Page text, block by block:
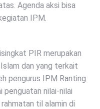
Agenda aksi bisa
IPM.
PIR merupakan
dan yang terkait
pengurus IPM Ranting.
penguatan nilai-nilai
til alamin di